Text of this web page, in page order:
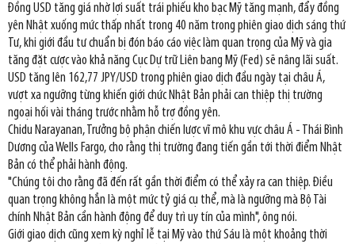
Đồng USD tăng giá nhờ lợi suất trái phiếu kho bạc Mỹ tăng mạnh, đẩy đồng
yên Nhật xuống mức thấp nhất trong 40 năm trong phiên giao dịch sáng thứ
Tư, khi giới đầu tư chuẩn bị đón báo cáo việc làm quan trọng của Mỹ và gia
tăng đặt cược vào khả năng Cục Dự trữ Liên bang Mỹ (Fed) sẽ nâng lãi suất.
USD tăng lên 162,77 JPY/USD trong phiên giao dịch đầu ngày tại châu Á,
vượt xa ngưỡng từng khiến giới chức Nhật Bản phải can thiệp thị trường
ngoại hối vài tháng trước nhằm hỗ trợ đồng yên.
Chidu Narayanan, Trưởng bộ phận chiến lược vĩ mô khu vực châu Á - Thái Bình
Dương của Wells Fargo, cho rằng thị trường đang tiến gần tới thời điểm Nhật
Bản có thể phải hành động.
"Chúng tôi cho rằng đã đến rất gần thời điểm có thể xảy ra can thiệp. Điều
quan trọng không hẳn là một mức tỷ giá cụ thể, mà là ngưỡng mà Bộ Tài
chính Nhật Bản cần hành động để duy trì uy tín của mình", ông nói.
Giới giao dịch cũng xem kỳ nghỉ lễ tại Mỹ vào thứ Sáu là một khoảng thời